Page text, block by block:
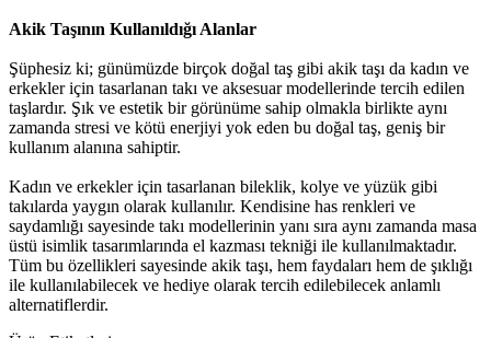
Akik Taşının Kullanıldığı Alanlar
Şüphesiz ki; günümüzde birçok doğal taş gibi akik taşı da kadın ve
erkekler için tasarlanan takı ve aksesuar modellerinde tercih edilen
taşlardır. Şık ve estetik bir görünüme sahip olmakla birlikte aynı
zamanda stresi ve kötü enerjiyi yok eden bu doğal taş, geniş bir
kullanım alanına sahiptir.
Kadın ve erkekler için tasarlanan bileklik, kolye ve yüzük gibi
takılarda yaygın olarak kullanılır. Kendisine has renkleri ve
saydamlığı sayesinde takı modellerinin yanı sıra aynı zamanda masa
üstü isimlik tasarımlarında el kazması tekniği ile kullanılmaktadır.
Tüm bu özellikleri sayesinde akik taşı, hem faydaları hem de şıklığı
ile kullanılabilecek ve hediye olarak tercih edilebilecek anlamlı
alternatiflerdir.